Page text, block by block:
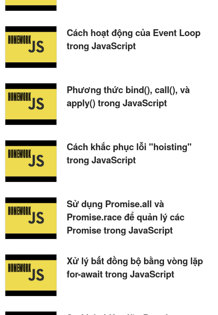
Cách hoạt động của Event Loop
trong JavaScript
Phương thức bind(), call(), và
apply() trong JavaScript
Cách khắc phục lỗi "hoisting"
trong JavaScript
Sử dụng Promise.all và
Promise.race để quản lý các
Promise trong JavaScript
Xử lý bất đồng bộ bằng vòng lặp
for-await trong JavaScript